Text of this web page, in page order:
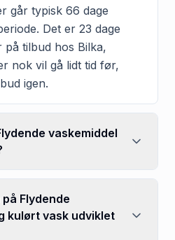
går typisk 66 dage
Det er 23 dage
på tilbud hos Bilka,
nok vil gå lidt tid før,
igen.
vaskemiddel
Flydende
kulørt vask udviklet